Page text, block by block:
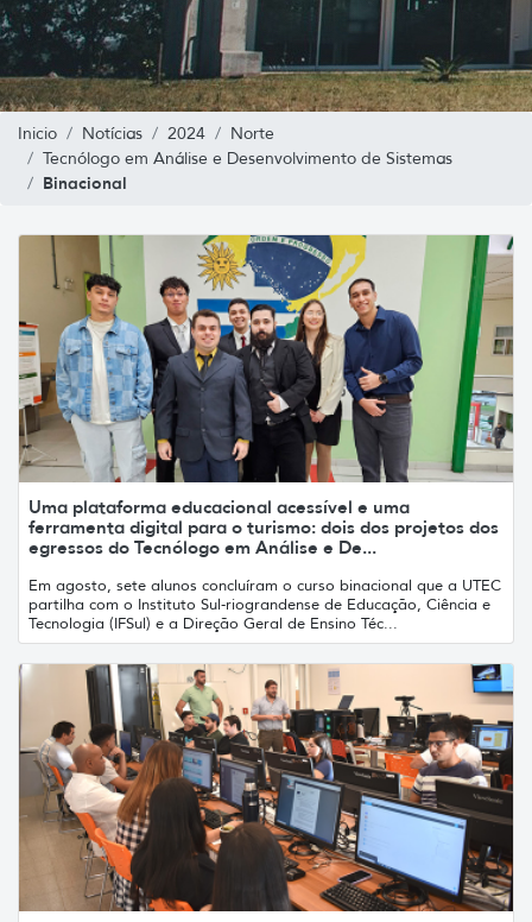
Inicio Notícias 2024
Norte
Tecnólogo em Análise e Desenvolvimento de Sistemas
Binacional
Uma plataforma educacional acessível e uma
ferramenta digital para o turismo: dois dos projetos dos
egressos do Tecnólogo em Análise e De...
Em agosto, sete alunos concluíram o curso binacional que a UTEC
partilha com o Instituto Sul-riograndense de Educação, Ciência e
Tecnologia (IFSul) e a Direção Geral de Ensino Téc...